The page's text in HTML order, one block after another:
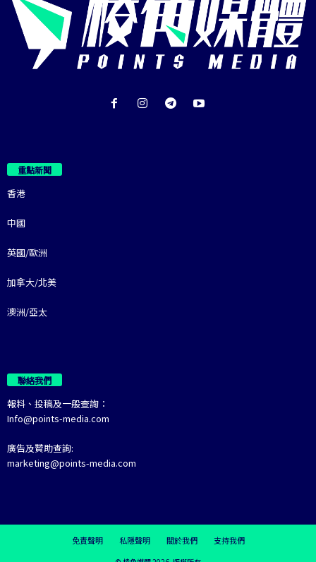
重點新聞
香港
中國
英國/歐洲
加拿大/北美
澳洲/亞太
聯絡我們
報料、投稿及一般查詢：
Info@points-media.com
廣告及贊助查詢:
marketing@points-media.com
免責聲明 私隱聲明 關於我們 支持我們